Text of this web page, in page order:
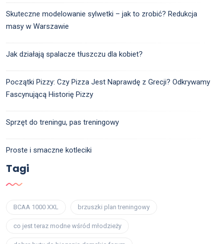
Skuteczne modelowanie sylwetki – jak to zrobić? Redukcja
masy w Warszawie
Jak działają spalacze tłuszczu dla kobiet?
Początki Pizzy: Czy Pizza Jest Naprawdę z Grecji? Odkrywamy
Fascynującą Historię Pizzy
Sprzęt do treningu, pas treningowy
Proste i smaczne kotleciki
Tagi
BCAA 1000 XXL brzuszki plan treningowy
co jest teraz modne wśród młodzieży